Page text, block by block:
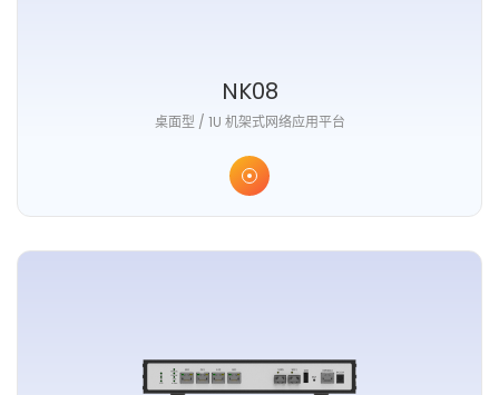
NK08
桌面型 / 1U 机架式网络应用平台